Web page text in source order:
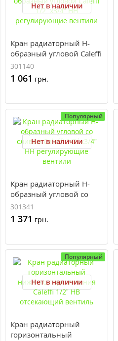
Нет в наличии
Кран радиаторный H-
образный угловой Caleffi
1/2`x3/4” НН
регулирующие вентили
301140
1 061 грн.
Популярный
Нет в наличии
Кран радиаторный H-
образный угловой со
сливом Caleffi 1/2`x3/4”
НН регулирующие
вентили
301341
1 371 грн.
Популярный
Нет в наличии
Кран радиаторный
горизонтальный